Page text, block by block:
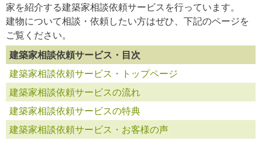
家を紹介する建築家相談依頼サービスを行っています。
建物について相談・依頼したい方はぜひ、下記のページを
ご覧ください。
建築家相談依頼サービス・目次
建築家相談依頼サービス・トップページ
建築家相談依頼サービスの流れ
建築家相談依頼サービスの特典
建築家相談依頼サービス・お客様の声